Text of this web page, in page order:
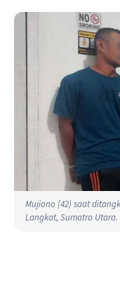
Mujiono (42) saat
Langkat, Sumatra Utara.